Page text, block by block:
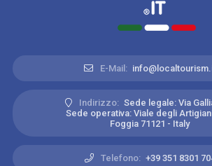
E-Mail:
Indirizzo: Sede legale: Via
Sede operativa: Viale degli
Foggia 71121 - Italy
Telefono: +39 351 8301